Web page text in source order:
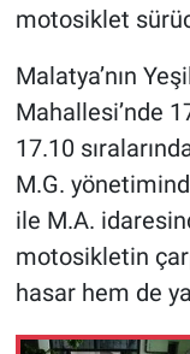
motosiklet
Malatya’nın
Mahallesi’nde
17.10
M.G.
ile M.A.
motosikletin
hasar hem de